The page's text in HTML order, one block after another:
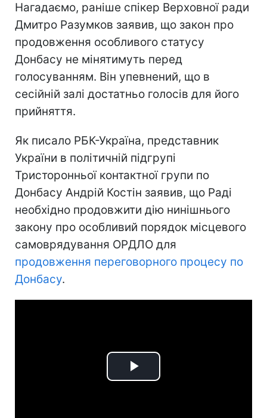
Нагадаємо, раніше спікер Верховної ради
Дмитро Разумков заявив, що закон про
продовження особливого статусу
Донбасу не мінятимуть перед
голосуванням. Він упевнений, що в
сесійній залі достатньо голосів для його
прийняття.
Як писало РБК-Україна, представник
України в політичній підгрупі
Тристоронньої контактної групи по
Донбасу Андрій Костін заявив, що Раді
необхідно продовжити дію нинішнього
закону про особливий порядок місцевого
самоврядування ОРДЛО для
продовження переговорного процесу по
Донбасу.
Play